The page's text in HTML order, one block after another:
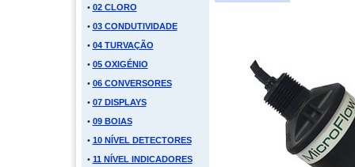
• 02 CLORO
• 03 CONDUTIVIDADE
• 04 TURVAÇÃO
• 05 OXIGÉNIO
• 06 CONVERSORES
• 07 DISPLAYS
• 09 BOIAS
• 10 NÍVEL DETECTORES
• 11 NÍVEL INDICADORES